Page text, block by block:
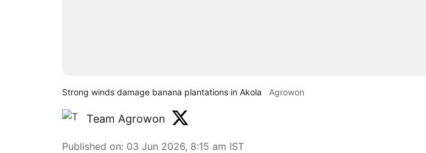
Strong winds damage banana plantations in Akola Agrowon
Team Agrowon
Published on: 03 Jun 2026, 8:15 am IST